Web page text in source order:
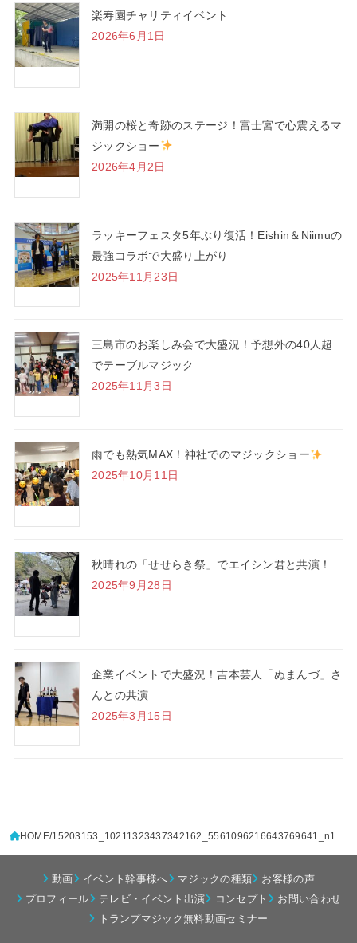
楽寿園チャリティイベント
2026年6月1日
満開の桜と奇跡のステージ！富士宮で心震えるマ
ジックショー
2026年4月2日
ラッキーフェスタ5年ぶり復活！Eishin＆Niimuの
最強コラボで大盛り上がり
2025年11月23日
三島市のお楽しみ会で大盛況！予想外の40人超
でテーブルマジック
2025年11月3日
雨でも熱気MAX！神社でのマジックショー
2025年10月11日
秋晴れの「せせらき祭」でエイシン君と共演！
2025年9月28日
企業イベントで大盛況！吉本芸人「ぬまんづ」さ
んとの共演
2025年3月15日
HOME 15203153_10211323437342162_5561096216643769641_n1
動画 イベント幹事様へ マジックの種類
お客様の声
プロフィール
テレビ・イベント出演 コンセプト
お問い合わせ
トランプマジック無料動画セミナー